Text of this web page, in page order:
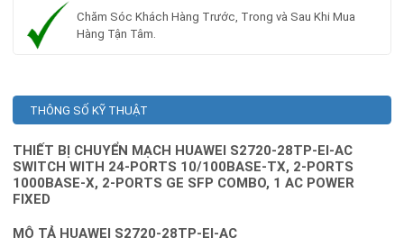
Chăm Sóc Khách Hàng Trước, Trong và Sau Khi Mua
Hàng Tận Tâm.
THÔNG SỐ KỸ THUẬT
THIẾT BỊ CHUYỂN MẠCH HUAWEI S2720-28TP-EI-AC
SWITCH WITH 24-PORTS 10/100BASE-TX, 2-PORTS
1000BASE-X, 2-PORTS GE SFP COMBO, 1 AC POWER
FIXED
MÔ TẢ HUAWEI S2720-28TP-EI-AC